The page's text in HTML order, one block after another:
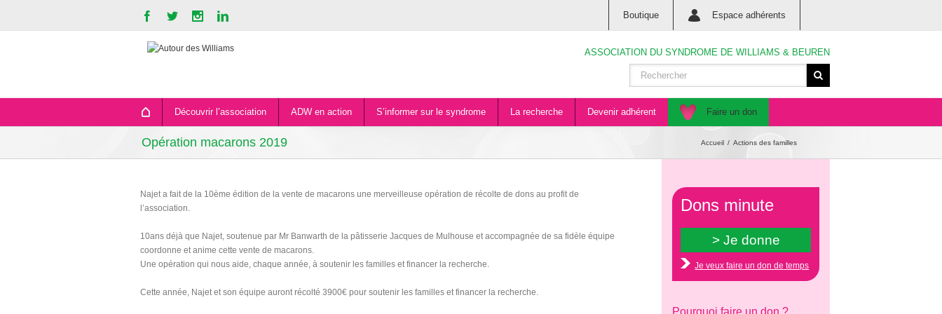
Boutique Espace adhérents
ASSOCIATION DU SYNDROME DE WILLIAMS & BEUREN
Découvrir l’association ADW en action S’informer sur le syndrome La recherche Devenir adhérent Faire un don
Opération macarons 2019 Accueil Actions des familles
Najet a fait de la 10ème édition de la vente de macarons une merveilleuse opération de récolte de dons au profit de
l’association.
10ans déjà que Najet, soutenue par Mr Banwarth de la pâtisserie Jacques de Mulhouse et accompagnée de sa fidèle équipe
coordonne et anime cette vente de macarons.
Une opération qui nous aide, chaque année, à soutenir les familles et financer la recherche.
Cette année, Najet et son équipe auront récolté 3900€ pour soutenir les familles et financer la recherche.
Dons minute
Je veux faire un don de temps
Pourquoi faire un don ?